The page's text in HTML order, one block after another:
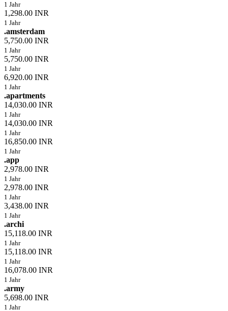
1 Jahr
1,298.00 INR
1 Jahr
.amsterdam
5,750.00 INR
1 Jahr
5,750.00 INR
1 Jahr
6,920.00 INR
1 Jahr
.apartments
14,030.00 INR
1 Jahr
14,030.00 INR
1 Jahr
16,850.00 INR
1 Jahr
.app
2,978.00 INR
1 Jahr
2,978.00 INR
1 Jahr
3,438.00 INR
1 Jahr
.archi
15,118.00 INR
1 Jahr
15,118.00 INR
1 Jahr
16,078.00 INR
1 Jahr
.army
5,698.00 INR
1 Jahr